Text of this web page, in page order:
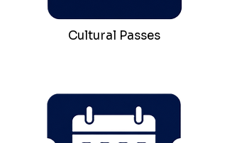
Cultural Passes